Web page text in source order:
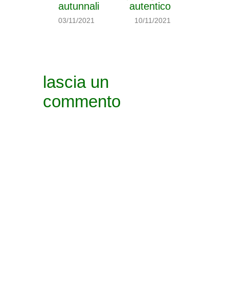
autunnali
03/11/2021
autentico
10/11/2021
lascia un
commento